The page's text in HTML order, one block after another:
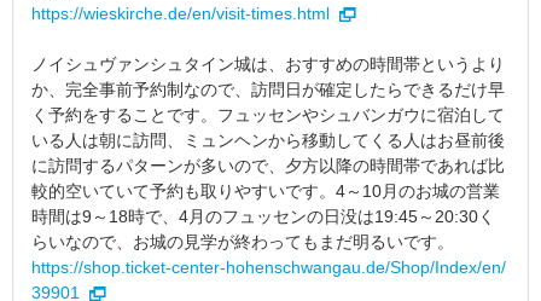
https://wieskirche.de/en/visit-times.html
ノイシュヴァンシュタイン城は、おすすめの時間帯というより
か、完全事前予約制なので、訪問日が確定したらできるだけ早
く予約をすることです。フュッセンやシュバンガウに宿泊して
いる人は朝に訪問、ミュンヘンから移動してくる人はお昼前後
に訪問するパターンが多いので、夕方以降の時間帯であれば比
較的空いていて予約も取りやすいです。4～10月のお城の営業
時間は9～18時で、4月のフュッセンの日没は19:45～20:30く
らいなので、お城の見学が終わってもまだ明るいです。
https://shop.ticket-center-hohenschwangau.de/Shop/Index/en/
39901